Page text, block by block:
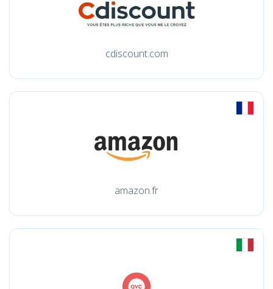
cdiscount.com
amazon.fr